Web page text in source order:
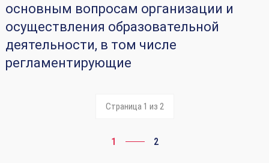
основным вопросам организации и
осуществления образовательной
деятельности, в том числе
регламентирующие
Страница 1 из 2
1 2